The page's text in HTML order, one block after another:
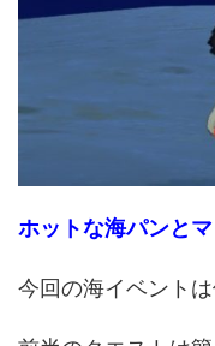
ホットな海パンと
今回の海イベント